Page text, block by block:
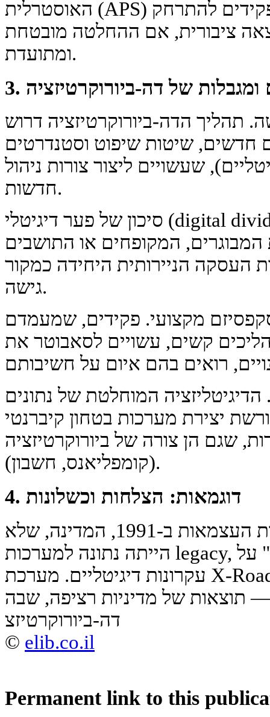
האוסטרלית (APS) יש עקרונות שמאפשרים לפקידים להתרחק
ציבורית, אם ההחלטה מובטחת
ומתועדת.
ומגבלות של דה-ביורוקרטיזציה
תהליך הדה-ביורוקרטיזציה דרוש
חדשים, שיטות שיפוט וסטנדרטים
שעשויים ליצור צורות ניהול
חדשות.
סיכון של פער דיגיטלי (digital divide). העברת שירותים למצב
המבוגרים, המקופחים או התושבים
העסקה הניירותית היחידה כמקור
גישה.
מקצועי. פקידים, שמעמדם
קשים, עשויים לסאבוטר את
הדיגיטליזציה המוחלטת של נתונים
יצירת מערכות בטחון קיברנטי
שגם הן צורה של ביורוקרטיזציה
(קומפליאנס, חשבון).
4. דוגמאות: הצלחות וכשלונות
הצלחה: אסטוניה. לאחר חזרת העצמאות ב-1991, המדינה, שלא
הייתה נתונה למערכות legacy, בנתה מדינה "מן היסוד" על
עקרונות דיגיטליים. מערכת X-Road, רזידנטיות אלקטרונית,
— תוצאות של מדיניות רציפה, שבה
דה-ביורוקרטיזצ
© elib.co.il
Permanent link to this